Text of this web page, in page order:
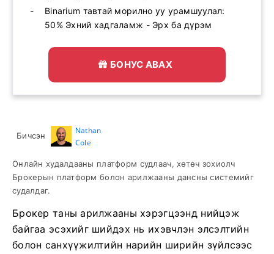
Binarium тавтай морилно уу урамшуулал:
50% Эхний хадгаламж - Эрх ба дүрэм
БОНУС АВАХ
Бичсэн
Nathan
Cole
Онлайн худалдааны платформ судлаач, хөтөч зохиолч
Брокерын платформ болон арилжааны дансны системийг
судалдаг.
Брокер таны арилжааны хэрэгцээнд нийцэж
байгаа эсэхийг шийдэх нь ихэвчлэн элсэлтийн
болон санхүүжилтийн нарийн ширийн зүйлсээс